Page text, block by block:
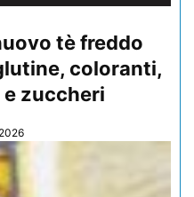
tè freddo
coloranti,
zuccheri